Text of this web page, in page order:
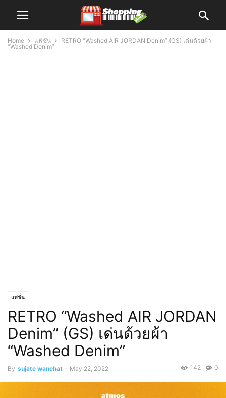
Home แฟชั่น
RETRO “Washed AIR JORDAN Denim” (GS) เด่นด้วยผ้า
“Washed Denim”
แฟชั่น
RETRO “Washed AIR JORDAN
Denim” (GS) เด่นด้วยผ้า
“Washed Denim”
By sujate wanchat - May 22, 2022 0
142